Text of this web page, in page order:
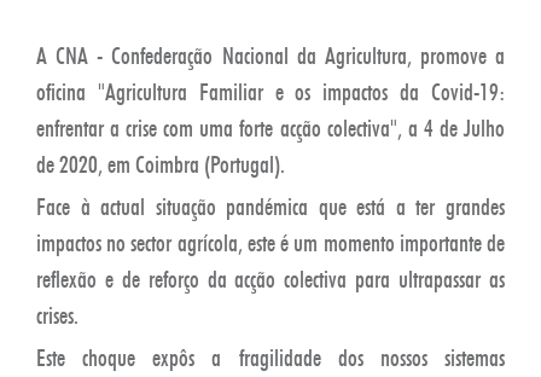
A CNA - Confederação Nacional da Agricultura, promove a
oficina "Agricultura Familiar e os impactos da Covid-19:
enfrentar a crise com uma forte acção colectiva", a 4 de Julho
de 2020, em Coimbra (Portugal).
Face à actual situação pandémica que está a ter grandes
impactos no sector agrícola, este é um momento importante de
reflexão e de reforço da acção colectiva para ultrapassar as
crises.
Este choque expôs a fragilidade dos nossos sistemas